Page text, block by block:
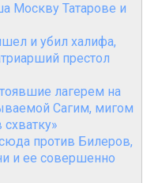
Москву Татарове и
и убил халифа,
престол
лагерем на
Сагим, мигом
против Билеров,
и ее совершенно